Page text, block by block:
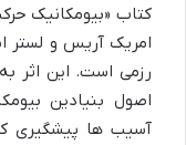
کتاب «بیومکانیک
امریک آریس و لستر
رزمی است. این اثر
اصول بنیادین
آسیب ها پیشگیری